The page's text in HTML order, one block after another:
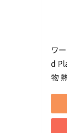
ワ
d
物